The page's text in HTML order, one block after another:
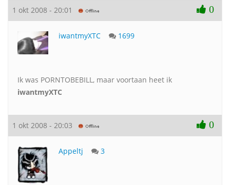
1 okt 2008 - 20:01 0
iwantmyXTC 1699
Ik was PORNTOBEBILL, maar voortaan heet ik
iwantmyXTC
1 okt 2008 - 20:03 0
Appeltj 3